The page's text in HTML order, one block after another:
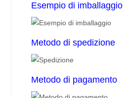
Esempio di imballaggio
Metodo di spedizione
Metodo di pagamento